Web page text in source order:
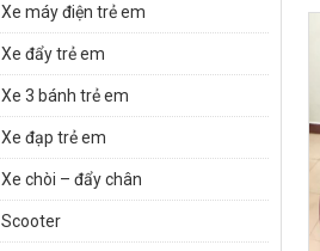
Xe máy điện trẻ em
Xe đẩy trẻ em
Xe 3 bánh trẻ em
Xe đạp trẻ em
Xe chòi – đẩy chân
Scooter
3.250.000 ₫
Xe ô tô điện trẻ
em địa hình
M666
2.850.000 ₫